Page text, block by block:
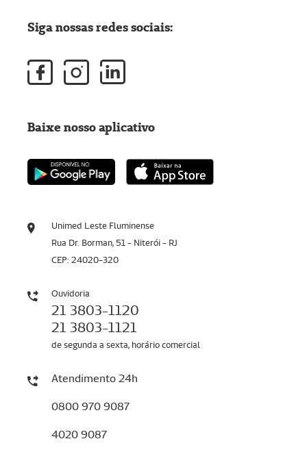
Unimed Leste Fluminense
Rua Dr. Borman, 51 - Niterói - RJ
CEP: 24020-320
Ouvidoria
21 3803-1120
21 3803-1121
de segunda a sexta, horário comercial
Atendimento 24h
0800 970 9087
4020 9087
Siga nossas redes sociais:
Baixe nosso aplicativo